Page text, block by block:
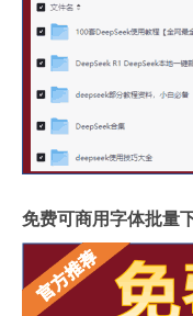
免费可商用字体批量